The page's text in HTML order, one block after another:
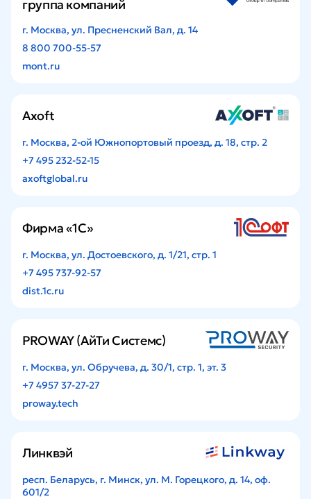
группа компаний
г. Москва, ул. Пресненский Вал, д. 14
8 800 700-55-57
mont.ru
Axoft
г. Москва, 2-ой Южнопортовый проезд, д. 18, стр. 2
+7 495 232-52-15
axoftglobal.ru
Фирма «1С»
г. Москва, ул. Достоевского, д. 1/21, стр. 1
+7 495 737-92-57
dist.1c.ru
PROWAY (АйТи Системс)
г. Москва, ул. Обручева, д. 30/1, стр. 1, эт. 3
+7 4957 37-27-27
proway.tech
Линквэй
респ. Беларусь, г. Минск, ул. М. Горецкого, д. 14, оф.
601/2